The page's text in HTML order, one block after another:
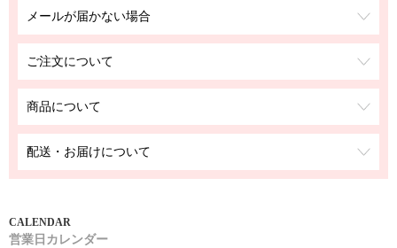
メールが届かない場合
ご注文について
商品について
配送・お届けについて
営業日カレンダー